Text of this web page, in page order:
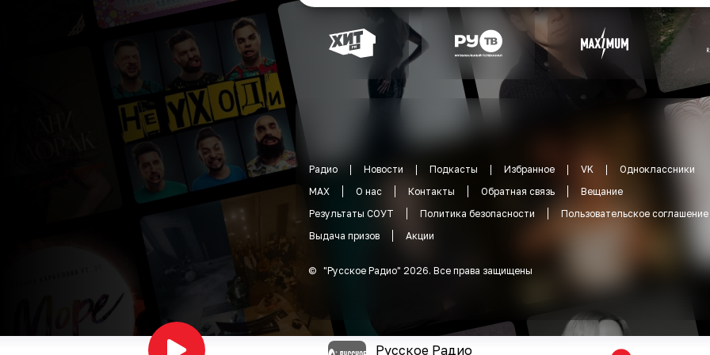
Радио Новости Подкасты Избранное VK
Одноклассники
MAX
О нас Контакты Обратная связь
Вещание
Результаты СОУТ
Политика безопасности
Пользовательское соглашение
Выдача призов
Акции
© "Русское Радио" 2026. Все права защищены
Русское Радио